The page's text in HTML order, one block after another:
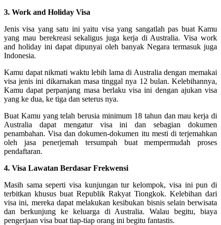
3. Work and Holiday Visa
Jenis visa yang satu ini yaitu visa yang sangatlah pas buat Kamu
yang mau berekreasi sekaligus juga kerja di Australia. Visa work
and holiday ini dapat dipunyai oleh banyak Negara termasuk juga
Indonesia.
Kamu dapat nikmati waktu lebih lama di Australia dengan memakai
visa jenis ini dikarnakan masa tinggal nya 12 bulan. Kelebihannya,
Kamu dapat perpanjang masa berlaku visa ini dengan ajukan visa
yang ke dua, ke tiga dan seterus nya.
Buat Kamu yang telah berusia minimum 18 tahun dan mau kerja di
Australia dapat mengatur visa ini dan sebagian dokumen
penambahan. Visa dan dokumen-dokumen itu mesti di terjemahkan
oleh jasa penerjemah tersumpah buat mempermudah proses
pendaftaran.
4. Visa Lawatan Berdasar Frekwensi
Masih sama seperti visa kunjungan tur kelompok, visa ini pun di
terbitkan khusus buat Republik Rakyat Tiongkok. Kelebihan dari
visa ini, mereka dapat melakukan kesibukan bisnis selain berwisata
dan berkunjung ke keluarga di Australia. Walau begitu, biaya
pengerjaan visa buat tiap-tiap orang ini begitu fantastis.